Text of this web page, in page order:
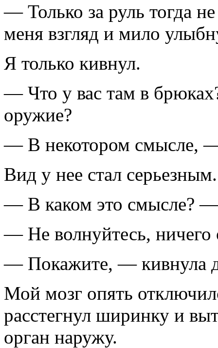
— Только за руль тогда
меня взгляд и мило
Я только кивнул.
— Что у вас там в
оружие?
— В некотором смысле, —
Вид у нее стал серьезным.
— В каком это смысле? —
— Не волнуйтесь, ничего
— Покажите, — кивнула
Мой мозг опять
расстегнул ширинку и
орган наружу.